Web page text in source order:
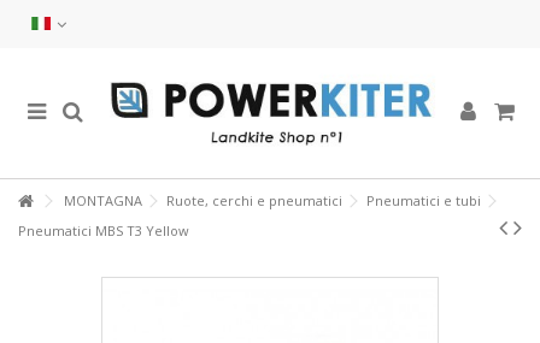
MONTAGNA Ruote, cerchi e pneumatici
Pneumatici e tubi
Pneumatici MBS T3 Yellow